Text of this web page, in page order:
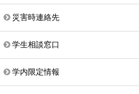
災害時連絡先
学生相談窓口
学内限定情報